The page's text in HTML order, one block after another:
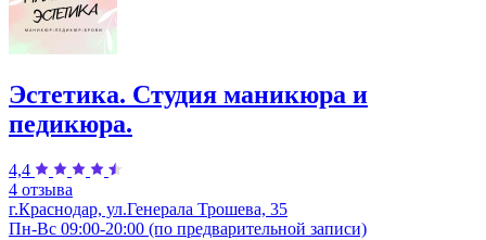
Эстетика. Студия маникюра и
педикюра.
4,4
4 отзыва
г.Краснодар, ул.Генерала Трошева, 35
Пн-Вс 09:00-20:00 (по предварительной записи)